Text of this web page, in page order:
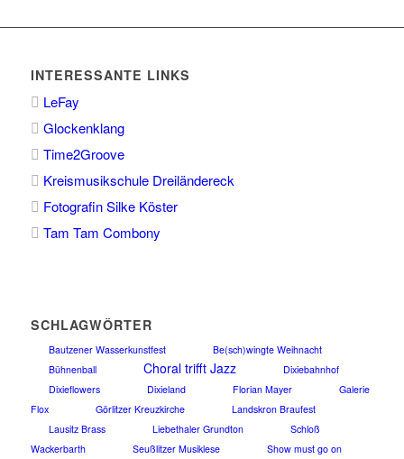
INTERESSANTE LINKS
LeFay
Glockenklang
Time2Groove
Kreismusikschule Dreiländereck
Fotografin Silke Köster
Tam Tam Combony
SCHLAGWÖRTER
Bautzener Wasserkunstfest
Be(sch)wingte Weihnacht
Bühnenball
Choral trifft Jazz
Dixiebahnhof
Dixieflowers
Dixieland Florian Mayer
Galerie
Flox
Görlitzer Kreuzkirche
Landskron Braufest
Lausitz Brass
Liebethaler Grundton
Schloß
Wackerbarth
Seußlitzer Musiklese
Show must go on